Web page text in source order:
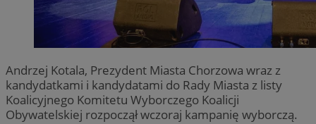
Andrzej Kotala, Prezydent Miasta Chorzowa wraz z
kandydatkami i kandydatami do Rady Miasta z listy
Koalicyjnego Komitetu Wyborczego Koalicji
Obywatelskiej rozpoczął wczoraj kampanię wyborczą.